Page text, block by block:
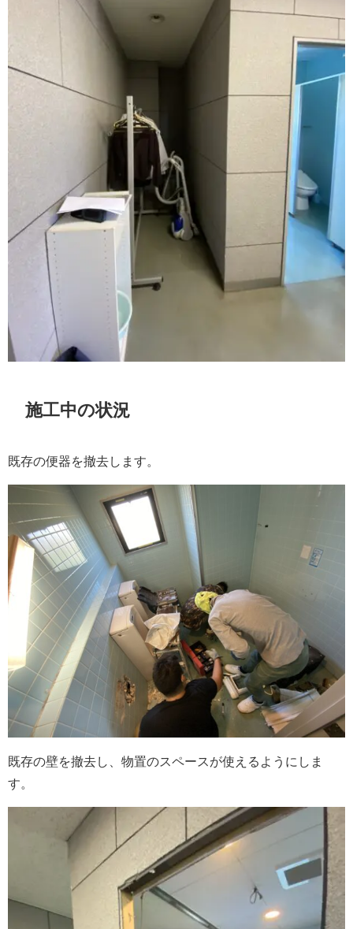
施工中の状況
既存の便器を撤去します。
既存の壁を撤去し、物置のスペースが使えるようにしま
す。